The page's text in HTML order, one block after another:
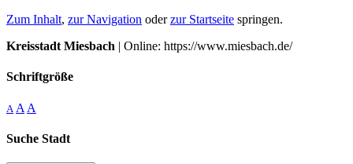
Zum Inhalt, zur Navigation oderzur Startseite springen.
Kreisstadt Miesbach | Online: https://www.miesbach.de/
Schriftgröße
A A A
Suche Stadt